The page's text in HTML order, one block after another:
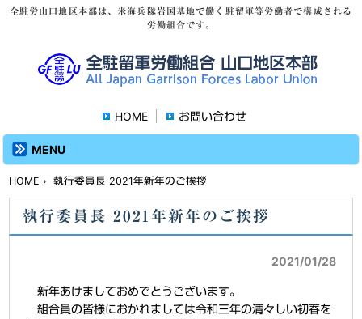
全駐労山口地区本部は、米海兵隊岩国基地で働く駐留軍等労働者で構成される
労働組合です。
HOME お問い合わせ
MENU
HOME › 執行委員長 2021年新年のご挨拶
執行委員長 2021年新年のご挨拶
2021/01/28
新年あけましておめでとうございます。
組合員の皆様におかれましては令和三年の清々しい初春を